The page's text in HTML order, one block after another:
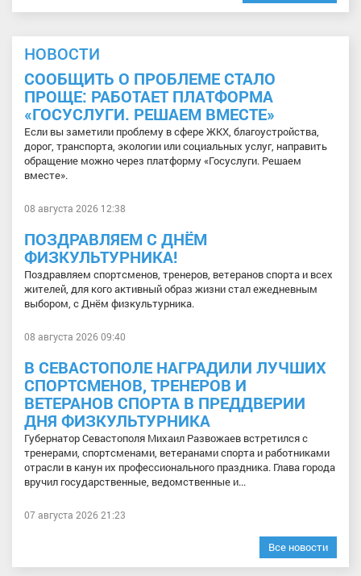
НОВОСТИ
СООБЩИТЬ О ПРОБЛЕМЕ СТАЛО
ПРОЩЕ: РАБОТАЕТ ПЛАТФОРМА
«ГОСУСЛУГИ. РЕШАЕМ ВМЕСТЕ»
Если вы заметили проблему в сфере ЖКХ, благоустройства,
дорог, транспорта, экологии или социальных услуг, направить
обращение можно через платформу «Госуслуги. Решаем
вместе».
08 августа 2026 12:38
ПОЗДРАВЛЯЕМ С ДНЁМ
ФИЗКУЛЬТУРНИКА!
Поздравляем спортсменов, тренеров, ветеранов спорта и всех
жителей, для кого активный образ жизни стал ежедневным
выбором, с Днём физкультурника.
08 августа 2026 09:40
В СЕВАСТОПОЛЕ НАГРАДИЛИ ЛУЧШИХ
СПОРТСМЕНОВ, ТРЕНЕРОВ И
ВЕТЕРАНОВ СПОРТА В ПРЕДДВЕРИИ
ДНЯ ФИЗКУЛЬТУРНИКА
Губернатор Севастополя Михаил Развожаев встретился с
тренерами, спортсменами, ветеранами спорта и работниками
отрасли в канун их профессионального праздника. Глава города
вручил государственные, ведомственные и...
07 августа 2026 21:23
Все новости